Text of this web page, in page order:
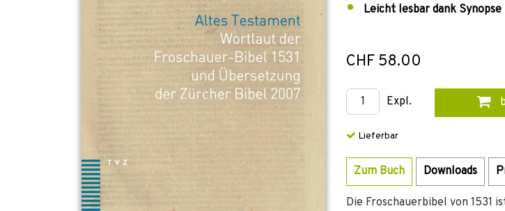
Leicht lesbar dank
CHF 58.00
Expl.
Lieferbar
Zum Buch Downloads
Die Froschauerbibel von 1531